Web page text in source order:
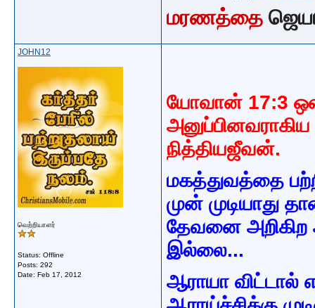
மரணத்தை
JOHN12
வெற்றியாளர்
Status: Offline
Posts: 292
Date: Feb 17, 2012
யோவான் 17:3
நித்தியஜீவன்.
மகத்துவத்தை
முன் முடியாது
தேவனை அறிகிற
இல்லை...
ஆராயா விட்டால்